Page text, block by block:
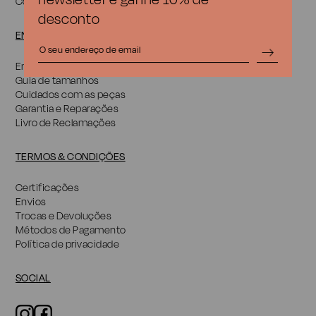
desconto
ENCOMENDAS E SUPORTE
Encomendas e Suporte
Guia de tamanhos
Cuidados com as peças
Garantia e Reparações
Livro de Reclamações
TERMOS & CONDIÇÕES
Certificações
Envios
Trocas e Devoluções
Métodos de Pagamento
Política de privacidade
SOCIAL